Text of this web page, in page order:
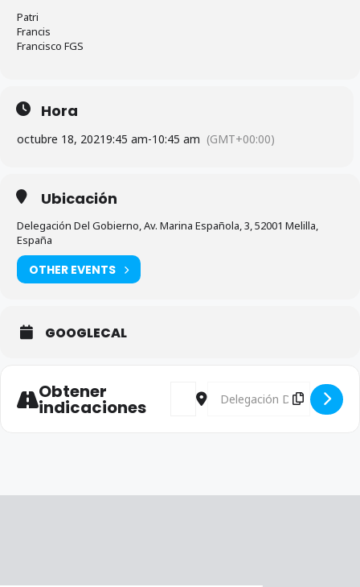
Patri
Francis
Francisco FGS
Hora
octubre 18, 20219:45 am-10:45 am (GMT+00:00)
Ubicación
Delegación Del Gobierno, Av. Marina Española, 3, 52001 Melilla,
España
OTHER EVENTS
GOOGLECAL
Obtener
indicaciones
Address - Convocatoria Comisión
Destination Address -